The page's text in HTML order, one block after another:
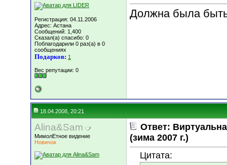
Регистрация: 04.11.2006
Адрес: Астана
Сообщений: 1,400
Сказал(а) спасибо: 0
Поблагодарили 0 раз(а) в 0
сообщениях
Подарков: 1
Вес репутации: 0
Должна была
18.04.2008, 20:21
Alina&Sam
МимолЕтное видение
Новичок
Ответ:
(зима 2007 г.)
Цитата: